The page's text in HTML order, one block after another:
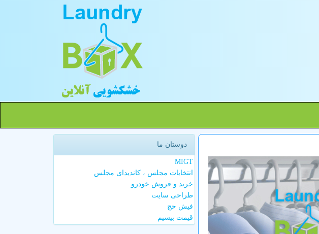
دوستان ما
MIGT
انتخابات مجلس ، کاندیدای مجلس
خرید و فروش خودرو
طراحی سایت
فیش حج
قیمت بیسیم